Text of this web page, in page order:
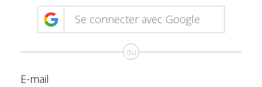
Se connecter avec Google
ou
E-mail